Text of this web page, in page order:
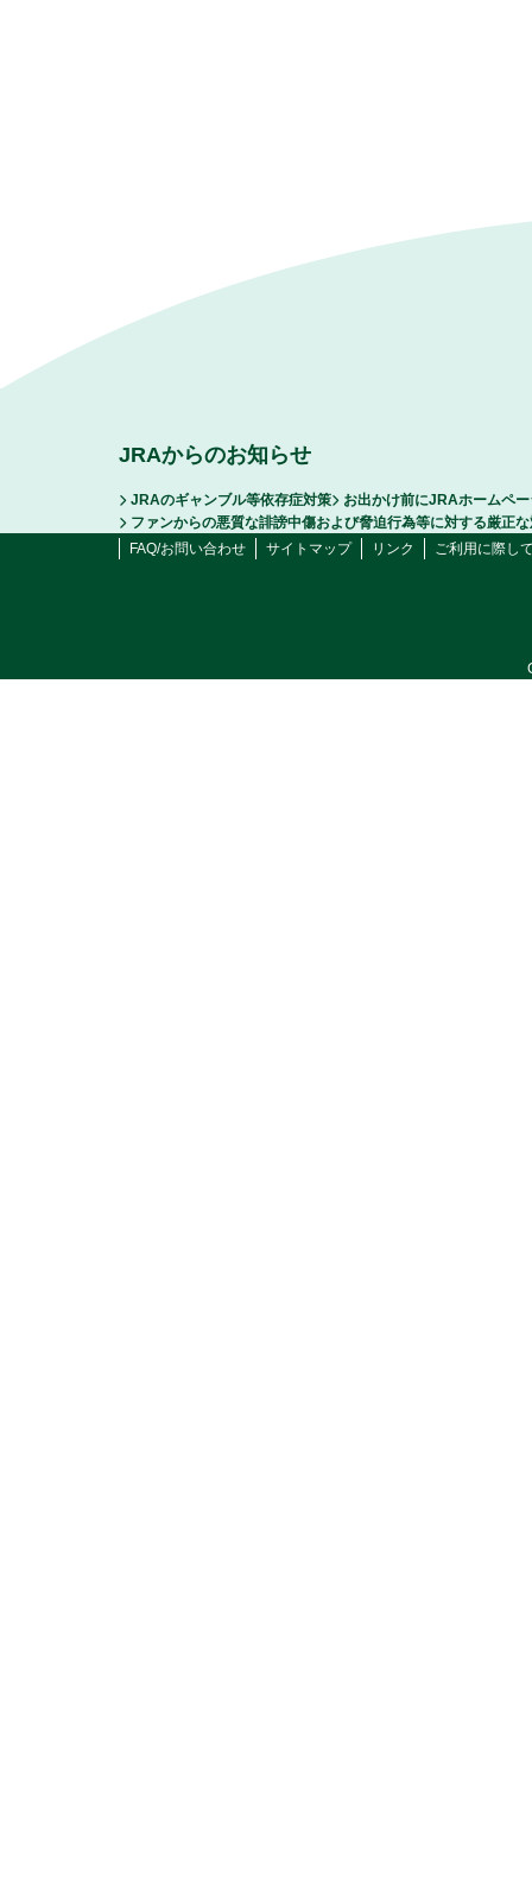
JRAからのお知らせ
JRAのギャンブル等依存症対策
お出かけ前にJRAホームペ
ファンからの悪質な誹謗中傷および脅迫行為等に対する厳正
FAQ/お問い合わせ
サイトマップ リンク ご利用に際し